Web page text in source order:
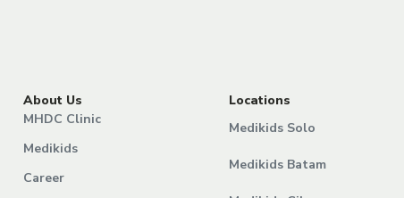
About Us
MHDC Clinic
Medikids
Career
Locations
Medikids Solo
Medikids Batam